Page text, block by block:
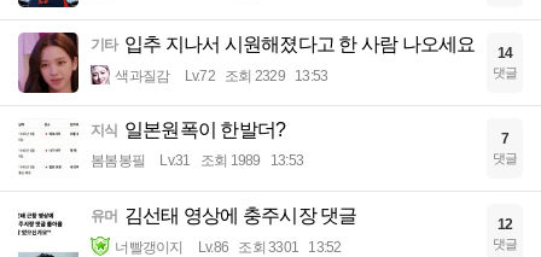
기타 입추 지나서 시원해졌다고 한 사람 나오세요
색과질감 Lv.72 조회 2329 13:53
14
댓글
지식 일본원폭이 한발더?
봄봄봉필 Lv.31 조회 1989 13:53
7
댓글
유머 김선태 영상에 충주시장 댓글
너빨갱이지 Lv.86 조회 3301 13:52
12
댓글